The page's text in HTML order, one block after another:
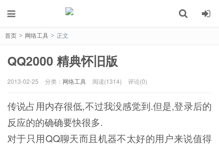
首页 > 网络工具 > 正文
QQ2000 精典怀旧版
2013-02-25 分类： 网络工具 阅读(1314) 评论(0)
传说占用内存很低,不过我没感觉到.但是,登录后的
反应的的确确要快很多.
对于只用QQ聊天而且机器不太好的用户来说值得